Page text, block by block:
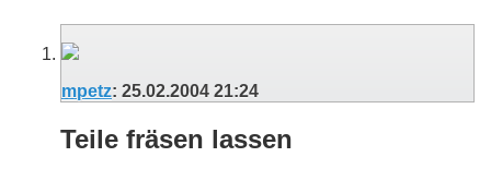
mpetz: 25.02.2004 21:24
Teile fräsen lassen